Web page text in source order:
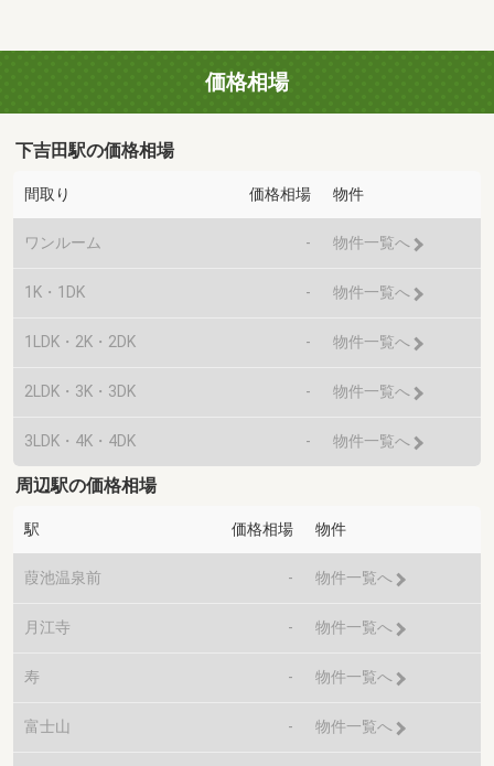
価格相場
下吉田駅の価格相場
間取り 価格相場 物件
ワンルーム - 物件一覧へ
1K・1DK - 物件一覧へ
1LDK・2K・2DK - 物件一覧へ
2LDK・3K・3DK - 物件一覧へ
3LDK・4K・4DK - 物件一覧へ
周辺駅の価格相場
駅 価格相場 物件
葭池温泉前 - 物件一覧へ
月江寺 - 物件一覧へ
寿 - 物件一覧へ
富士山 - 物件一覧へ